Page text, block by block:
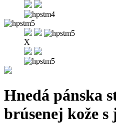
X
Hnedá pánska
brúsenej kože s